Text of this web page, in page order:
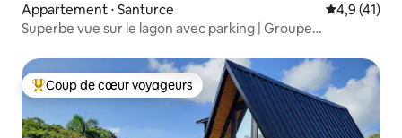
Appartement ⋅ Santurce Évaluation
4,9 (41)
Superbe vue sur le lagon avec parking | Groupe
Coups de cœur voyageurs les plus appréciés
Coup de cœur voyageurs